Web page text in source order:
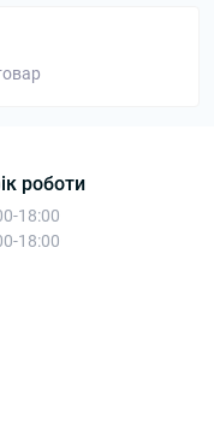
роботи
18:00
18:00